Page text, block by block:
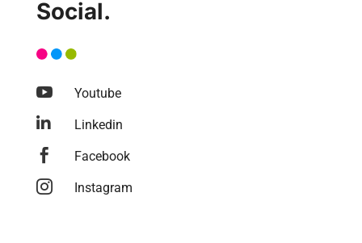
Social.
 Youtube
 Linkedin
 Facebook
 Instagram